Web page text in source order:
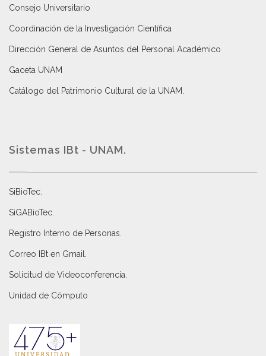
Consejo Universitario
Coordinación de la Investigación Científica
Dirección General de Asuntos del Personal Académico
Gaceta UNAM
Catálogo del Patrimonio Cultural de la UNAM.
Sistemas IBt - UNAM.
SiBioTec
SiGABioTec.
Registro Interno de Personas
Correo IBt en Gmail
Solicitud de Videoconferencia.
Unidad de Cómputo